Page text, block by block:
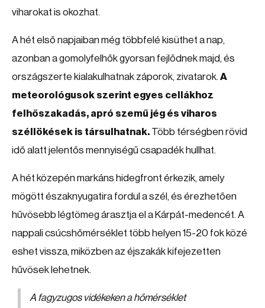
viharokat is okozhat.
A hét első napjaiban még többfelé kisüthet a nap,
azonban a gomolyfelhők gyorsan fejlődnek majd, és
országszerte kialakulhatnak záporok, zivatarok. A
meteorológusok szerint egyes cellákhoz
felhőszakadás, apró szemű jég és viharos
széllökések is társulhatnak. Több térségben rövid
idő alatt jelentős mennyiségű csapadék hullhat.
A hét közepén markáns hidegfront érkezik, amely
mögött északnyugatira fordul a szél, és érezhetően
hűvösebb légtömeg árasztja el a Kárpát-medencét. A
nappali csúcshőmérséklet több helyen 15-20 fok közé
eshet vissza, miközben az éjszakák kifejezetten
hűvösek lehetnek.
A fagyzugos vidékeken a hőmérséklet